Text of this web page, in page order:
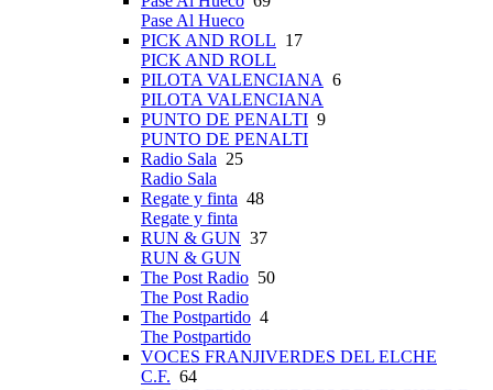
Pase Al Hueco
PICK AND ROLL 17
PICK AND ROLL
PILOTA VALENCIANA 6
PILOTA VALENCIANA
PUNTO DE PENALTI 9
PUNTO DE PENALTI
Radio Sala 25
Radio Sala
Regate y finta 48
Regate y finta
RUN & GUN 37
RUN & GUN
The Post Radio 50
The Post Radio
The Postpartido 4
The Postpartido
VOCES FRANJIVERDES DEL ELCHE
C.F. 64